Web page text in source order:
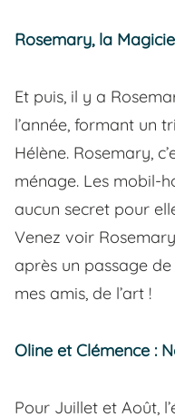
Rosemary, la
Et puis, il y a
l’année, formant un
Hélène. Rosemary,
ménage. Les mobil-
aucun secret pour
Venez voir
après un passage de
mes amis, de l’art !
Oline et Clémence :
Pour Juillet et Août,